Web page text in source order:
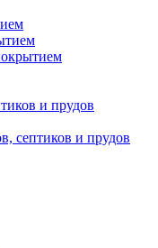
и прудов
септиков и прудов